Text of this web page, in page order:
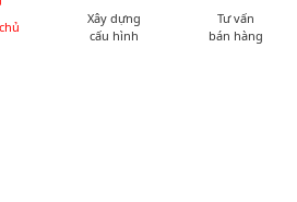
Xây dựng
cấu hình
Tư vấn
bán hàng